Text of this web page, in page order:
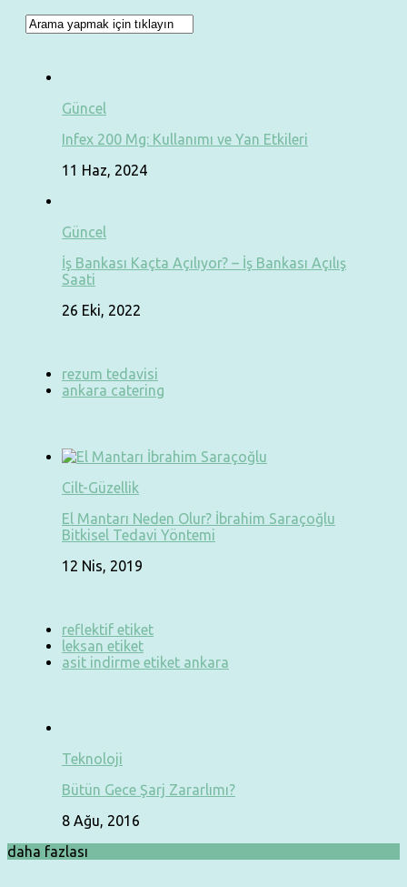
Güncel
Infex 200 Mg: Kullanımı ve Yan Etkileri
11 Haz, 2024
Güncel
İş Bankası Kaçta Açılıyor? – İş Bankası Açılış
Saati
26 Eki, 2022
rezum tedavisi
ankara catering
Cilt-Güzellik
El Mantarı Neden Olur? İbrahim Saraçoğlu
Bitkisel Tedavi Yöntemi
12 Nis, 2019
reflektif etiket
leksan etiket
asit indirme etiket ankara
Teknoloji
Bütün Gece Şarj Zararlımı?
8 Ağu, 2016
daha fazlası